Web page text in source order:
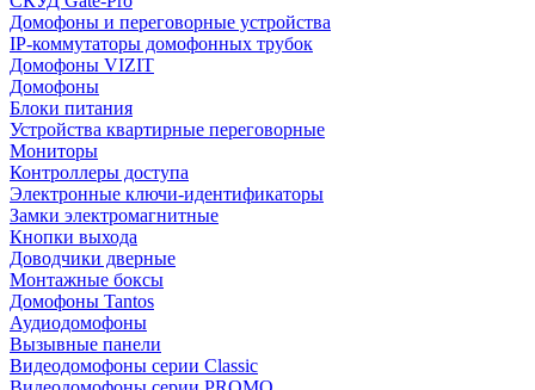
Домофоны и переговорные устройства
IP-коммутаторы домофонных трубок
Домофоны VIZIT
Домофоны
Блоки питания
Устройства квартирные переговорные
Мониторы
Контроллеры доступа
Электронные ключи-идентификаторы
Замки электромагнитные
Кнопки выхода
Доводчики дверные
Монтажные боксы
Домофоны Tantos
Аудиодомофоны
Вызывные панели
Видеодомофоны серии Classic